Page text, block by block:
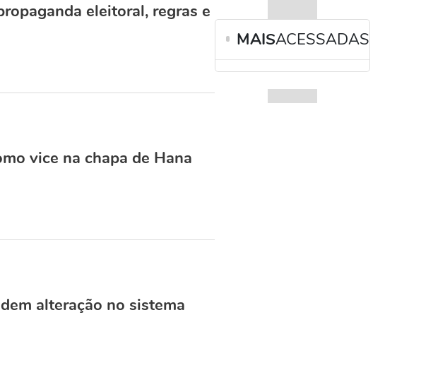
eleitoral, regras e
vice na chapa de Hana
alteração no sistema
MAISACESSADAS